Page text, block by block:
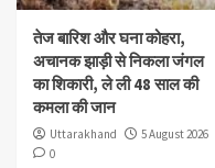
तेज बारिश और घना कोहरा,
अचानक झाड़ी से निकला जंगल
का शिकारी, ले ली 48 साल की
कमला की जान
Uttarakhand
5 August 2026
0